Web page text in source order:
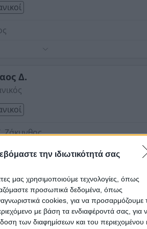
την ιδιωτικότητά σας
μας χρησιμοποιούμε τεχνολογίες, όπως
προσωπικά δεδομένα, όπως
cookies, για να προσαρμόζουμε
με βάση τα ενδιαφέροντά σας, για
των διαφημίσεων και του περιεχομένου
Δ.
Ζάκυνθος
Κ.